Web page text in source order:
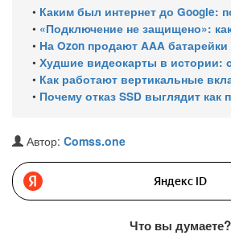
• Каким был интернет до Google: поиск делили
• «Подключение не защищено»: как открыть сайты с
• На Ozon продают AAA батарейки на 13 800 мАч, замер
• Худшие видеокарты в истории: семь моделей,
• Как работают вертикальные
• Почему отказ SSD выглядит как проблема
Автор: Comss.one